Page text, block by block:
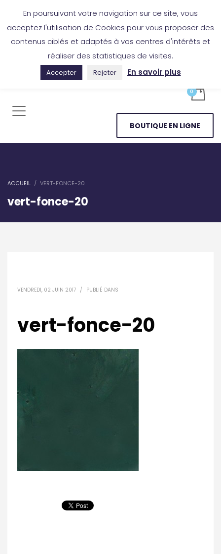
BOUTIQUE EN LIGNE
ACCUEIL VERT-FONCE-20
vert-fonce-20
VENDREDI, 02 JUIN 2017 / PUBLIÉ DANS
vert-fonce-20
En poursuivant votre navigation sur ce site, vous
acceptez l'utilisation de Cookies pour vous proposer des
contenus ciblés et adaptés à vos centres d'intérêts et
réaliser des statistiques de visites.
Accepter Rejeter En savoir plus